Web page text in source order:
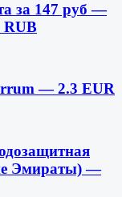
за 147 руб —
— 2.3 EUR
Эмираты) —